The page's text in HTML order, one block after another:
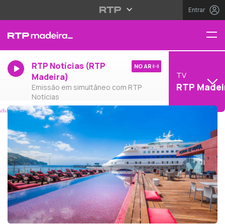
Entrar
RTP Notícias (RTP
Madeira)
Emissão em simultâneo com RTP
Notícias
NO AR
TV
RTP